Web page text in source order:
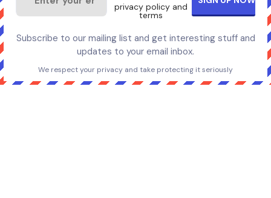
privacy policy and
terms
Subscribe to our mailing list and get interesting stuff and
updates to your email inbox.
We respect your privacy and take protecting it seriously